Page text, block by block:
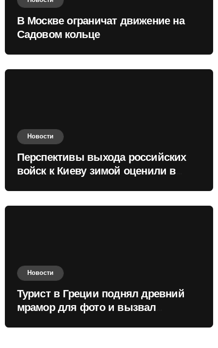
В Москве ограничат движение на
Садовом кольце
Новости
Перспективы выхода российских
войск к Киеву зимой оценили в
Новости
Турист в Греции поднял древний
мрамор для фото и вызвал